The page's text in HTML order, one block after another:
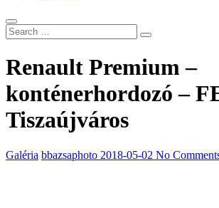
Renault Premium –
konténerhordozó –
Tiszaújváros
Galéria bbazsaphoto 2018-05-02 No